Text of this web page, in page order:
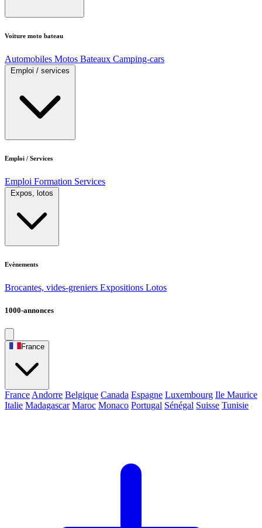
Voiture moto bateau
Automobiles Motos Bateaux Camping-cars
Emploi / services
Emploi / Services
Emploi Formation Services
Expos, lotos
Evènements
Brocantes, vides-greniers Expositions Lotos
1000-annonces
France
France Andorre Belgique Canada Espagne Luxembourg Ile Maurice
Italie Madagascar Maroc Monaco Portugal Sénégal Suisse Tunisie